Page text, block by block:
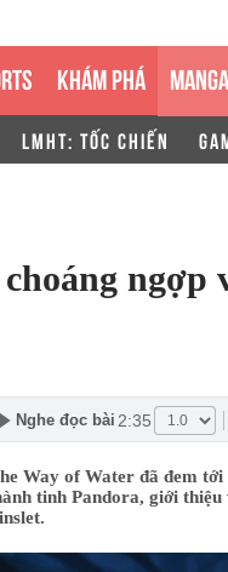
KHÁM PHÁ
LMHT: TỐC CHIẾN
ngợp
Nghe đọc bài 2:35
Way of Water đã đem tới
tinh Pandora, giới